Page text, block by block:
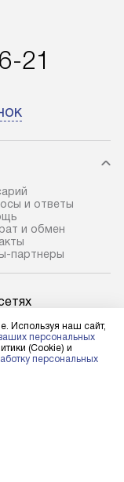
21
и ответы
и обмен
партнеры
Используя наш сайт,
персональных
(Cookie) и
персональных